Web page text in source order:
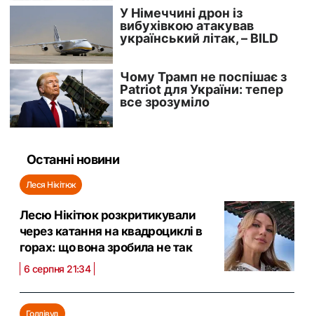
Останні новини
Леся Нікітюк
Лесю Нікітюк розкритикували
через катання на квадроциклі в
горах: що вона зробила не так
6 серпня 21:34
Голлівуд